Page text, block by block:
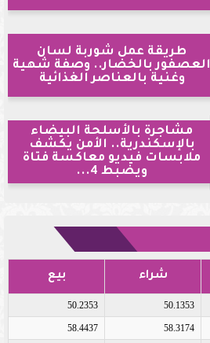
طريقة عمل شوربة لسان
العصفور بالخضار.. وصفة شهية
وغنية بالعناصر الغذائية
مشاجرة بالأسلحة البيضاء
بالإسكندرية.. الأمن يكشف
ملابسات فيديو معاكسة فتاة
ويضبط 4...
شراء بيع
50.1353
50.2353
58.3174
58.4437